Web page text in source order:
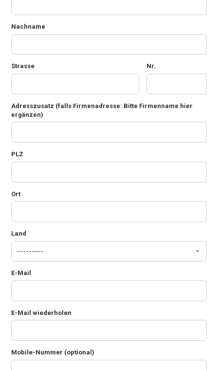
Nachname
Strasse Nr.
Adresszusatz (falls Firmenadresse: Bitte Firmenname hier
ergänzen)
PLZ
Ort
Land
E-Mail
E-Mail wiederholen
Mobile-Nummer (optional)